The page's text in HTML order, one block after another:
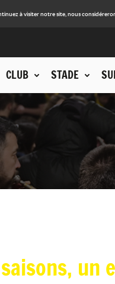
à visiter notre site, nous
CLUB STADE
un